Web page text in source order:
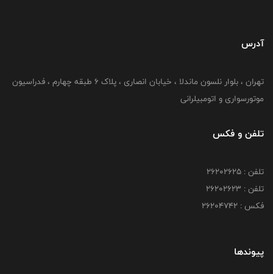
آدرس
تهران ، بلوار نلسون ماندلا ، خیابان انصاری ، پلاک ۶ طبقه چهارم ، فدراسیون
موتورسواری و اتومبیلرانی
تلفن و فکس
تلفن : ۲۶۲۰۲۶۲۵
تلفن : ۲۶۲۰۲۶۲۳
فکس : ۲۶۲۰۴۷۴۲
پیوندها